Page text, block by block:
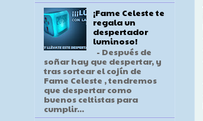
¡Fame Celeste te
regala un
despertador
luminoso!
- Después de
soñar hay que despertar, y
tras sortear el cojín de
Fame Celeste , tendremos
que despertar como
buenos celtistas para
cumplir...